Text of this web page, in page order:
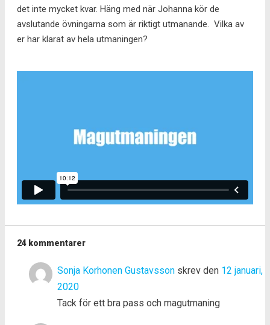
det inte mycket kvar. Häng med när Johanna kör de
avslutande övningarna som är riktigt utmanande. Vilka av
er har klarat av hela utmaningen?
24 kommentarer
Sonja Korhonen Gustavsson skrev den 12 januari,
2020
Tack för ett bra pass och magutmaning